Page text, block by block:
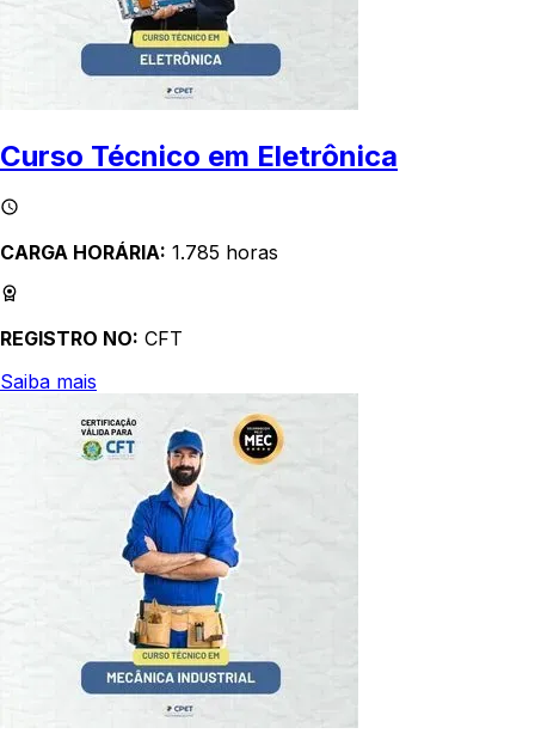
Curso Técnico em Eletrônica
CARGA HORÁRIA: 1.785 horas
REGISTRO NO: CFT
Saiba mais